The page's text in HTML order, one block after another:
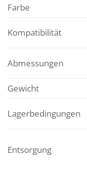
Farbe
Kompatibilität
Abmessungen
Gewicht
Lagerbedingungen
Entsorgung